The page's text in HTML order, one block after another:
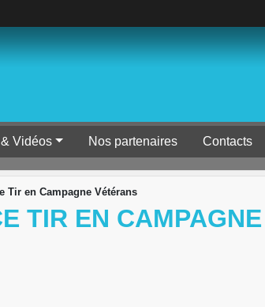
Vidéos Nos partenaires Contacts
Tir en Campagne Vétérans
TIR EN